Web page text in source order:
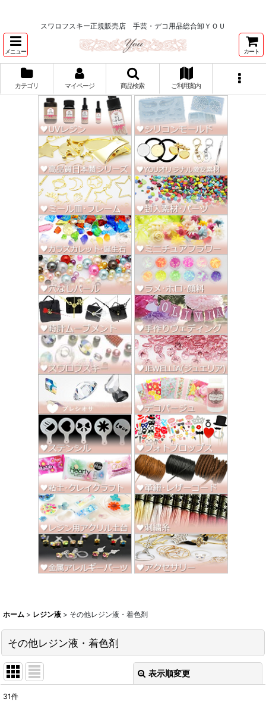
スワロフスキー正規販売店 手芸・デコ用品総合卸ＹＯＵ
メニュー カート
カテゴリ マイページ 商品検索 ご利用案内
ホーム > レジン液 > その他レジン液・着色剤
その他レジン液・着色剤
表示順変更
31件